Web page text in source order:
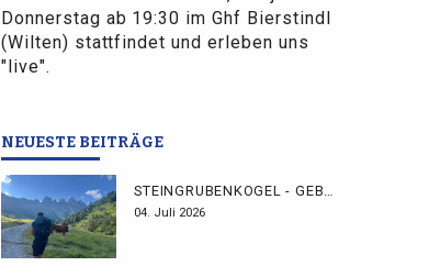
Donnerstag ab 19:30 im Ghf Bierstindl
(Wilten) stattfindet und erleben uns
"live".
NEUESTE BEITRÄGE
STEINGRUBENKOGEL - GEBHARDTWEG
04. Juli 2026